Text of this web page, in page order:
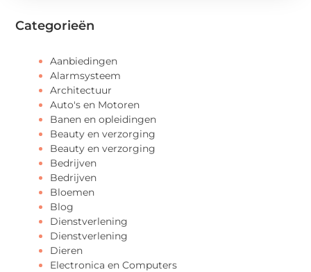
Categorieën
Aanbiedingen
Alarmsysteem
Architectuur
Auto's en Motoren
Banen en opleidingen
Beauty en verzorging
Beauty en verzorging
Bedrijven
Bedrijven
Bloemen
Blog
Dienstverlening
Dienstverlening
Dieren
Electronica en Computers